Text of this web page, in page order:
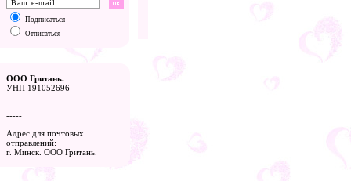
Подписаться
Отписаться
ООО Гритань.
УНП 191052696
------
-----
Адрес для почтовых
отправлений:
г. Минск. ООО Гритань.